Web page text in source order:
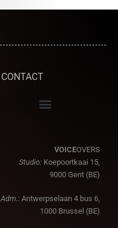
CONTACT
VOICEOVERS
Studio: Koepoortkaai 15,
9000 Gent (BE)
Adm. : Antwerpselaan 4 bus 6,
1000 Brussel (BE)